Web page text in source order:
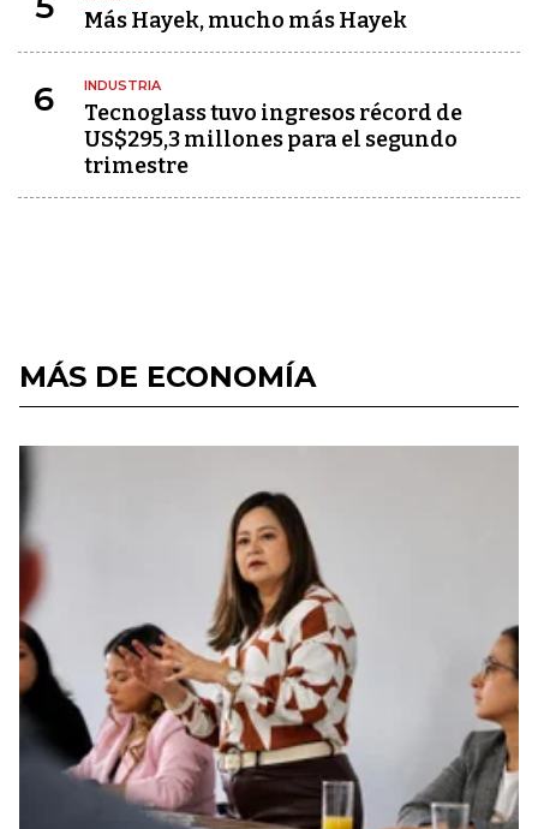
Más Hayek, mucho más Hayek
6 INDUSTRIA
Tecnoglass tuvo ingresos récord de
US$295,3 millones para el segundo
trimestre
MÁS DE ECONOMÍA